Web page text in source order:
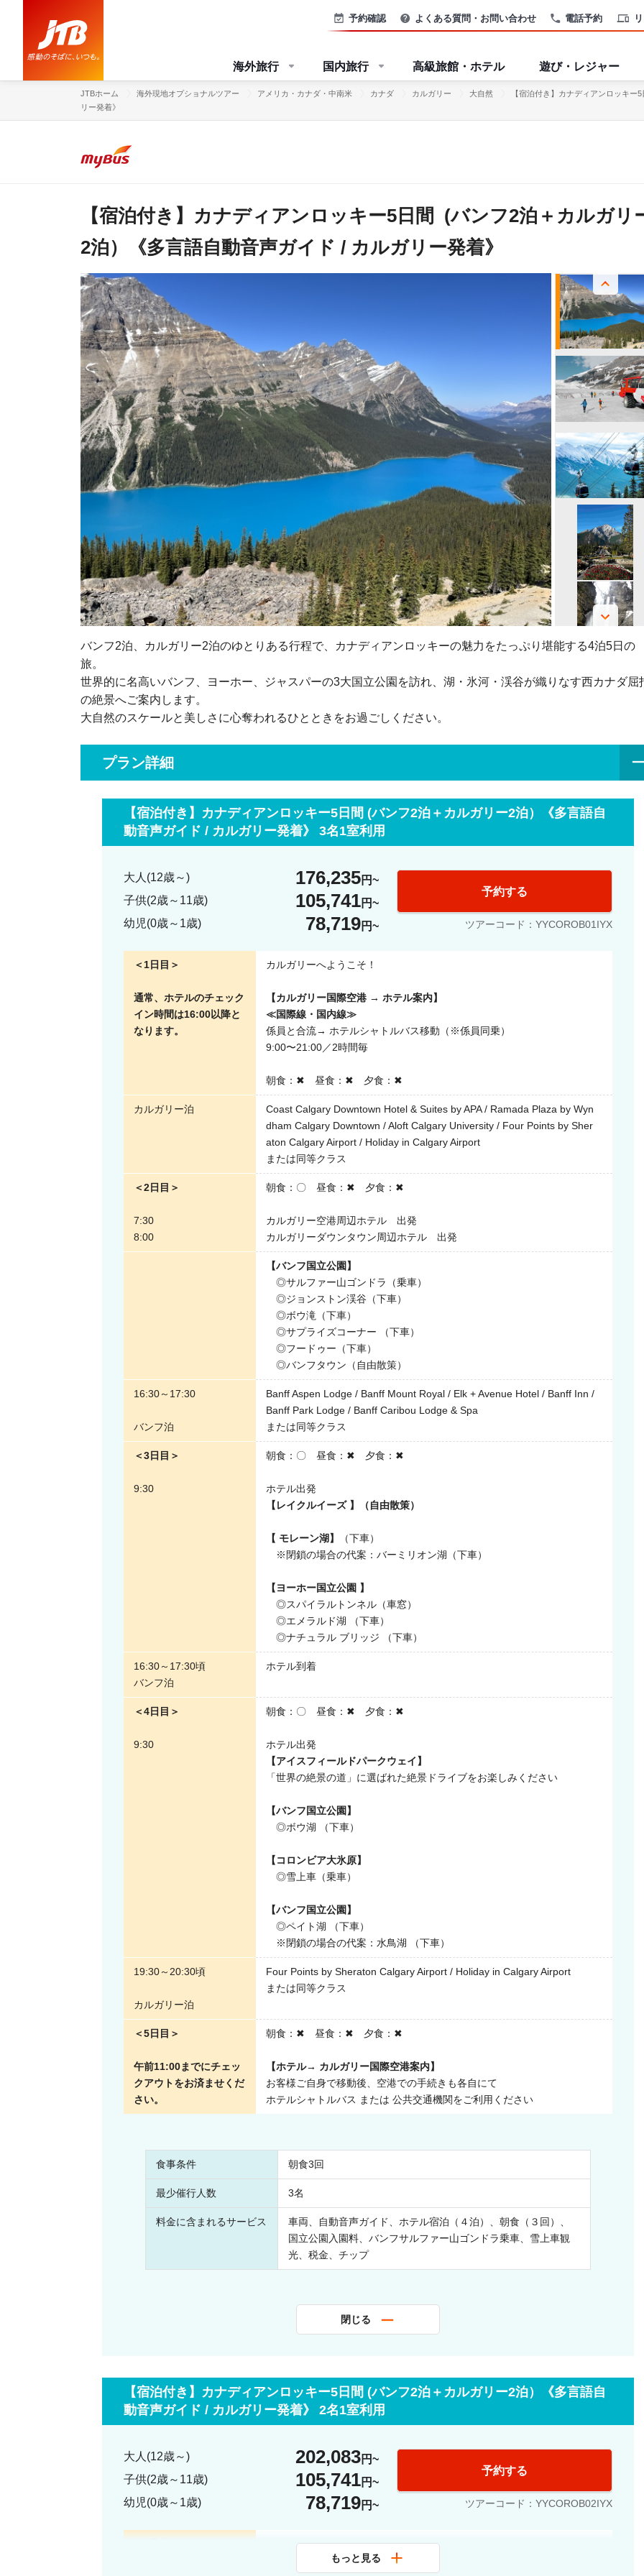
電話予約
予約確認 よくある質問・お問い合わせ
海外旅行 国内旅行 高級旅館・ホテル 遊び・レジャー
JTBホーム 海外現地オプショナルツアー アメリカ・カナダ・中南米 カナダ カルガリー 大自然
【宿泊付き】カナディアンロッキ
リー発着》
【宿泊付き】カナディアンロッキー5日間 (バンフ2泊＋カルガリ
2泊）《多言語自動音声ガイド / カルガリー発着》
バンフ2泊、カルガリー2泊のゆとりある行程で、カナディアンロッキーの魅力をたっぷり堪能する4泊5日の
旅。
世界的に名高いバンフ、ヨーホー、ジャスパーの3大国立公園を訪れ、湖・氷河・渓谷が織りなす西カナダ屈
の絶景へご案内します。
大自然のスケールと美しさに心奪われるひとときをお過ごしください。
プラン詳細
【宿泊付き】カナディアンロッキー5日間 (バンフ2泊＋カルガリー2泊）《多言語自
動音声ガイド / カルガリー発着》 3名1室利用
大人(12歳～) 176,235円
子供(2歳～11歳)
105,741円
幼児(0歳～1歳)
78,719円
予約する
ツアーコード：YYCOROB01IYX
＜1日目＞
通常、ホテルのチェック
イン時間は16:00以降と
なります。
カルガリーへようこそ！
【カルガリー国際空港 → ホテル案内】
≪国際線・国内線≫
係員と合流→ ホテルシャトルバス移動（※係員同乗）
9:00〜21:00／2時間毎
朝食：✖ 昼食：✖ 夕食：✖
カルガリー泊
Coast Calgary Downtown Hotel & Suites by APA / Ramada Plaza by Wyn
dham Calgary Downtown / Aloft Calgary University / Four Points by Sher
aton Calgary Airport / Holiday in Calgary Airport
または同等クラス
＜2日目＞
7:30
8:00
朝食：〇 昼食：✖ 夕食：✖
カルガリー空港周辺ホテル 出発
カルガリーダウンタウン周辺ホテル 出発
【バンフ国立公園】
◎サルファー山ゴンドラ（乗車）
◎ジョンストン渓谷（下車）
◎ボウ滝（下車）
◎サプライズコーナー （下車）
◎フードゥー（下車）
◎バンフタウン（自由散策）
16:30～17:30
バンフ泊
Banff Aspen Lodge / Banff Mount Royal / Elk + Avenue Hotel / Banff Inn /
Banff Park Lodge / Banff Caribou Lodge & Spa
または同等クラス
＜3日目＞
9:30
朝食：〇 昼食：✖ 夕食：✖
ホテル出発
【レイクルイーズ 】（自由散策）
【 モレーン湖】
（下車）
※閉鎖の場合の代案：バーミリオン湖（下車）
【ヨーホー国立公園 】
◎スパイラルトンネル（車窓）
◎エメラルド湖 （下車）
◎ナチュラル ブリッジ （下車）
16:30～17:30頃
バンフ泊
ホテル到着
＜4日目＞
9:30
朝食：〇 昼食：✖ 夕食：✖
ホテル出発
【アイスフィールドパークウェイ】
「世界の絶景の道」に選ばれた絶景ドライブをお楽しみください
【バンフ国立公園】
◎ボウ湖 （下車）
【コロンビア大氷原】
◎雪上車（乗車）
【バンフ国立公園】
◎ペイト湖 （下車）
※閉鎖の場合の代案：水鳥湖 （下車）
19:30～20:30頃
カルガリー泊
Four Points by Sheraton Calgary Airport / Holiday in Calgary Airport
または同等クラス
＜5日目＞
午前11:00までにチェッ
クアウトをお済ませくだ
さい。
朝食：✖ 昼食：✖ 夕食：✖
【ホテル→ カルガリー国際空港案内】
お客様ご自身で移動後、空港での手続きも各自にて
ホテルシャトルバス または 公共交通機関をご利用ください
食事条件 朝食3回
最少催行人数 3名
料金に含まれるサービス
車両、自動音声ガイド、ホテル宿泊（４泊）、朝食（３回）、
国立公園入園料、バンフサルファー山ゴンドラ乗車、雪上車観
光、税金、チップ
閉じる
【宿泊付き】カナディアンロッキー5日間 (バンフ2泊＋カルガリー2泊）《多言語自
動音声ガイド / カルガリー発着》 2名1室利用
大人(12歳～) 202,083円
子供(2歳～11歳)
105,741円
幼児(0歳～1歳)
78,719円
予約する
ツアーコード：YYCOROB02IYX
カルガリーへようこそ！
もっと見る